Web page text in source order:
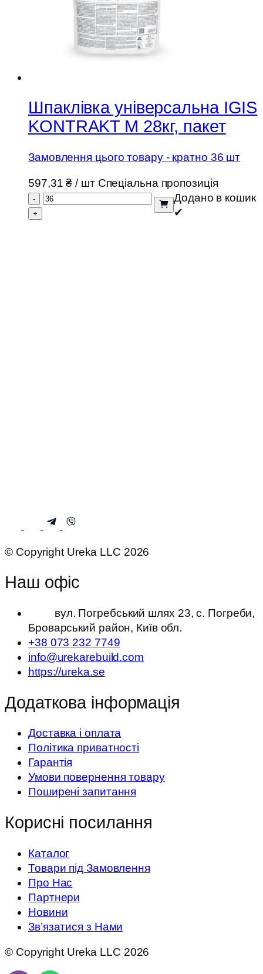
Шпаклівка універсальна IGIS
KONTRAKT M 28кг, пакет
Замовлення цього товару - кратно 36 шт
597,31₴ / шт Спеціальна пропозиція
-
+
Додано в кошик
✔
© Copyright Ureka LLC 2026
Наш офіс
вул. Погребський шлях 23, с. Погреби,
Броварський район, Київ обл.
+38 073 232 7749
info@urekarebuild.com
https://ureka.se
Додаткова інформація
Доставка і оплата
Політика приватності
Гарантія
Умови повернення товару
Поширені запитання
Корисні посилання
Каталог
Товари під Замовлення
Про Нас
Партнери
Новини
Зв’язатися з Нами
© Copyright Ureka LLC 2026